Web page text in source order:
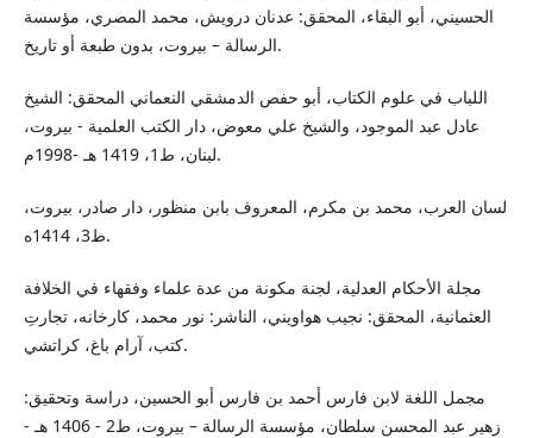
الحسيني، أبو البقاء، المحقق: عدنان درويش، محمد المصري، مؤسسة
الرسالة – بيروت، بدون طبعة أو تاريخ.
اللباب في علوم الكتاب، أبو حفص الدمشقي النعماني المحقق: الشيخ
عادل عبد الموجود، والشيخ علي معوض، دار الكتب العلمية - بيروت،
لبنان، ط1، 1419 هـ -1998م.
لسان العرب، محمد بن مكرم، المعروف بابن منظور، دار صادر، بيروت،
ط3، 1414ه.
مجلة الأحكام العدلية، لجنة مكونة من عدة علماء وفقهاء في الخلافة
العثمانية، المحقق: نجيب هواويني، الناشر: نور محمد، كارخانه، تجارتِ
كتب، آرام باغ، كراتشي.
مجمل اللغة لابن فارس أحمد بن فارس أبو الحسين، دراسة وتحقيق:
زهير عبد المحسن سلطان، مؤسسة الرسالة – بيروت، ط2 - 1406 هـ -